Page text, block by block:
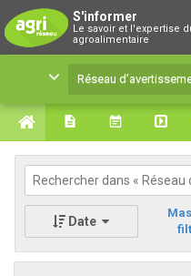
S'informer
Le savoir et l'expertise
agroalimentaire
Réseau
Le savoir et
Réseau
Date